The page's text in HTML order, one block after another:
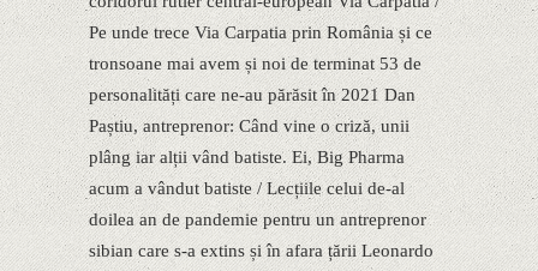
Pe unde trece Via Carpatia prin România și ce
tronsoane mai avem și noi de terminat 53 de
personalități care ne-au părăsit în 2021 Dan
Paștiu, antreprenor: Când vine o criză, unii
plâng iar alții vând batiste. Ei, Big Pharma
acum a vândut batiste / Lecțiile celui de-al
doilea an de pandemie pentru un antreprenor
sibian care s-a extins și în afara țării Leonardo